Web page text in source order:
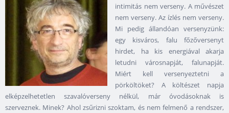
intimitás nem verseny. A művészet
nem verseny. Az ízlés nem verseny.
Mi pedig állandóan versenyzünk:
egy kisváros, falu főzőversenyt
hirdet, ha kis energiával akarja
letudni városnapját, falunapját.
Miért kell versenyeztetni a
pörköltöket? A költészet napja
elképzelhetetlen szavalóverseny nélkül, már óvodásoknak is
szerveznek. Minek? Ahol zsűrizni szoktam, és nem felmenő a rendszer,